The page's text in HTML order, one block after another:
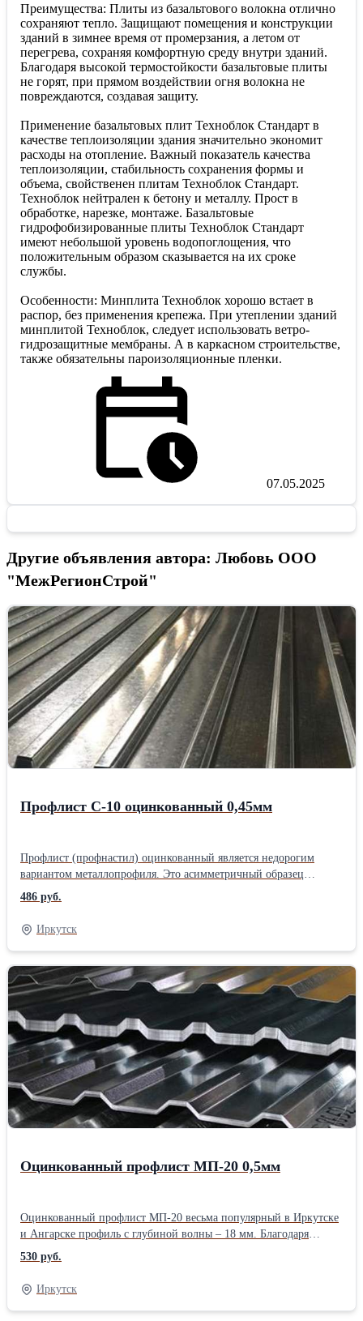
Преимущества: Плиты из базальтового волокна отлично
сохраняют тепло. Защищают помещения и конструкции
зданий в зимнее время от промерзания, а летом от
перегрева, сохраняя комфортную среду внутри зданий.
Благодаря высокой термостойкости базальтовые плиты
не горят, при прямом воздействии огня волокна не
повреждаются, создавая защиту.
Применение базальтовых плит Техноблок Стандарт в
качестве теплоизоляции здания значительно экономит
расходы на отопление. Важный показатель качества
теплоизоляции, стабильность сохранения формы и
объема, свойственен плитам Техноблок Стандарт.
Техноблок нейтрален к бетону и металлу. Прост в
обработке, нарезке, монтаже. Базальтовые
гидрофобизированные плиты Техноблок Стандарт
имеют небольшой уровень водопоглощения, что
положительным образом сказывается на их сроке
службы.
Особенности: Минплита Техноблок хорошо встает в
распор, без применения крепежа. При утеплении зданий
минплитой Техноблок, следует использовать ветро-
гидрозащитные мембраны. А в каркасном строительстве,
также обязательны пароизоляционные пленки.
07.05.2025
Другие объявления автора: Любовь ООО
"МежРегионСтрой"
Профлист С-10 оцинкованный 0,45мм
Профлист (профнастил) оцинкованный является недорогим
вариантом металлопрофиля. Это асимметричный образец
профлиста, в котором лицевая часть выглядит как чередование
узких волн, а другая – широких. Из-за того, что С-10 обладает
весьма скромной способностью переносить большие нагрузки,
его почти не применяют в качестве кровельного покрытия.
Профнастил оцинкованный С-10 имеет малую глубину волны,
но довольно приличную рабочую ширину – 1100 мм. Это
асимметричный образец профлиста, в котором лицевая часть
выглядит как чередование узких волн, а другая – широких.
Купить оцинкованный профлист С-10 можно как в стандарте 2
или 6 метров, так и в любой необходимой длине. Минимальный
размер профлиста для заказа: 0,5 метра, максимальный 12
метров. Срок изготовления партии более 50 кв. метров от 2 до 5
дней (если объем меньше – с открытой датой готовности).
Подробнее про профлист С-10
486 руб.
Иркутск
Оцинкованный профлист МП-20 0,5мм
Оцинкованный профлист МП-20 весьма популярный в Иркутске
и Ангарске профиль с глубиной волны – 18 мм. Благодаря
высоте и жесткой конструкции профнастил МП-20 может стать
надежным забором или качественной кровлей. Все виды
профилированных листов завод МеталлПрофиль выпускает в
двух видах проката прямом и обратном (А и В), а у профлиста
МП-20 есть третий вид проката, специально для кровельных
530 руб.
Иркутск